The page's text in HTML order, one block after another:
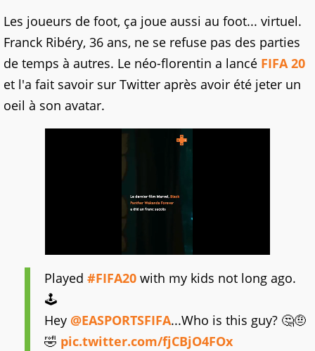
Les joueurs de foot, ça joue aussi au foot... virtuel.
Franck Ribéry, 36 ans, ne se refuse pas des parties
de temps à autres. Le néo-florentin a lancé FIFA 20
et l'a fait savoir sur Twitter après avoir été jeter un
oeil à son avatar.
Played #FIFA20 with my kids not long ago.
🕹
Hey @EASPORTSFIFA...Who is this guy? 🤔🤨
🤣 pic.twitter.com/fjCBjO4FOx